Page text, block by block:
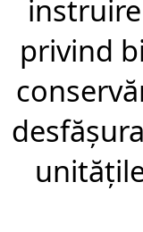
privind
conservă
desfăș
unităţ